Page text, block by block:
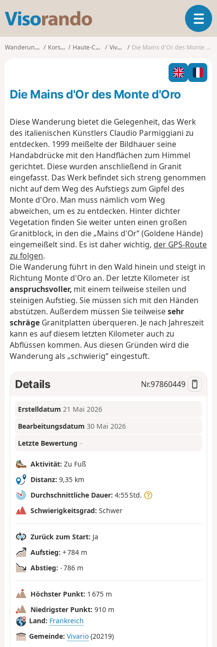
s
o
o
T
o
g
l
n
n
Wanderungen Korsika Haute-Corse Vivario Die Mains d'Or des Monte d'Oro
Die Mains d'Or des Monte d'Oro
Diese Wanderung bietet die Gelegenheit, das Werk
des italienischen Künstlers Claudio Parmiggiani zu
entdecken. 1999 meißelte der Bildhauer seine
Handabdrücke mit den Handflächen zum Himmel
gerichtet. Diese wurden anschließend in Granit
eingefasst. Das Werk befindet sich streng genommen
nicht auf dem Weg des Aufstiegs zum Gipfel des
Monte d'Oro. Man muss nämlich vom Weg
abweichen, um es zu entdecken. Hinter dichter
Vegetation finden Sie weiter unten einen großen
Granitblock, in den die „Mains d'Or“ (Goldene Hände)
eingemeißelt sind. Es ist daher wichtig, der GPS-Route
zu folgen.
Die Wanderung führt in den Wald hinein und steigt in
Richtung Monte d'Oro an. Der letzte Kilometer ist
anspruchsvoller, mit einem teilweise steilen und
steinigen Aufstieg. Sie müssen sich mit den Händen
abstützen. Außerdem müssen Sie teilweise sehr
schräge Granitplatten überqueren. Je nach Jahreszeit
kann es auf diesem letzten Kilometer auch zu
Abflüssen kommen. Aus diesen Gründen wird die
Wanderung als „schwierig“ eingestuft.
Details Nr.97860449
Erstelldatum 21 Mai 2026
Bearbeitungsdatum 30 Mai 2026
Letzte Bewertung –
Aktivität: Zu Fuß
Distanz: 9,35 km
Durchschnittliche Dauer: 4:55 Std.
Schwierigkeitsgrad: Schwer
Zurück zum Start: Ja
Aufstieg: + 784 m
Abstieg: - 786 m
Höchster Punkt: 1 675 m
Niedrigster Punkt: 910 m
Land: Frankreich
Gemeinde: Vivario (20219)